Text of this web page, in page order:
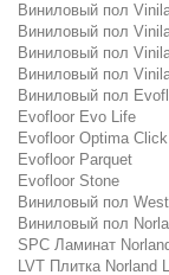
Виниловый пол
Виниловый пол
Виниловый пол
Виниловый пол
Виниловый пол
Evofloor Evo Life
Evofloor Optima Click
Evofloor Parquet
Evofloor Stone
Виниловый пол
Виниловый пол
SPC Ламинат
LVT Плитка Norland